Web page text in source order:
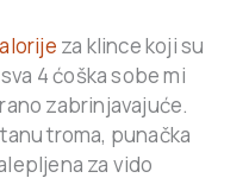
za klince koji su
4 ćoška sobe mi
zabrinjavajuće.
troma, punačka
za vido